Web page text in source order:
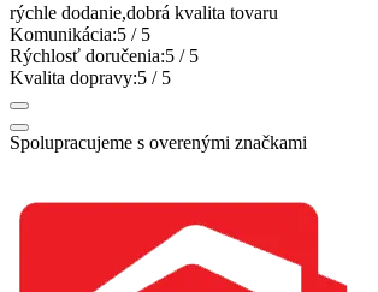
rýchle dodanie,dobrá kvalita tovaru
Komunikácia:5 / 5
Rýchlosť doručenia:5 / 5
Kvalita dopravy:5 / 5
Spolupracujeme s overenými značkami